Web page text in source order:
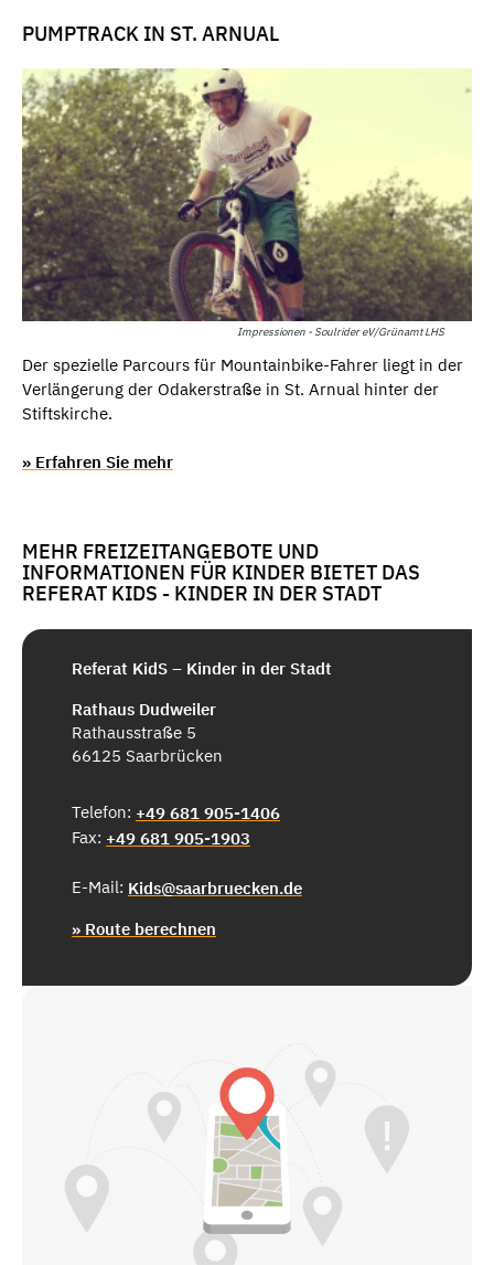
PUMPTRACK IN ST. ARNUAL
Impressionen - Soulrider eV/Grünamt LHS
Der spezielle Parcours für Mountainbike-Fahrer liegt in der
Verlängerung der Odakerstraße in St. Arnual hinter der
Stiftskirche.
» Erfahren Sie mehr
MEHR FREIZEITANGEBOTE UND
INFORMATIONEN FÜR KINDER BIETET DAS
REFERAT KIDS - KINDER IN DER STADT
Referat KidS – Kinder in der Stadt
Rathaus Dudweiler
Rathausstraße 5
66125 Saarbrücken
Telefon: +49 681 905-1406
Fax: +49 681 905-1903
E-Mail: Kids@saarbruecken.de
» Route berechnen